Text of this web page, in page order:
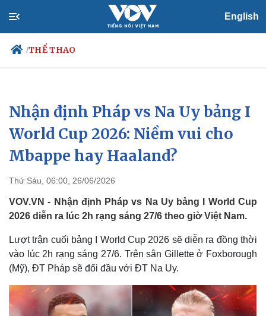
English
/THỂ THAO
Chính trị
Đảng
Tổ chức nhân sự
Quốc hội
Nhận diện sự thật
Xã hội
Tin 24h
Dự báo thời tiết
Giáo dục
Nhận định Pháp vs Na Uy bảng I
World Cup 2026: Niềm vui cho
Mbappe hay Haaland?
Thứ Sáu, 06:00, 26/06/2026
VOV.VN - Nhận định Pháp vs Na Uy bảng I World Cup
2026 diễn ra lúc 2h rạng sáng 27/6 theo giờ Việt Nam.
Lượt trận cuối bảng I World Cup 2026 sẽ diễn ra đồng thời
vào lúc 2h rạng sáng 27/6. Trên sân Gillette ở Foxborough
(Mỹ), ĐT Pháp sẽ đối đầu với ĐT Na Uy.